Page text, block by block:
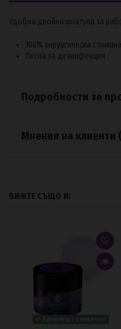
Удобна двойна шпатула за
100% хирургическа стомана
Лесна за дезинфекция
Подробности за
Мнения на клиенти
ВИЖТЕ СЪЩО И: